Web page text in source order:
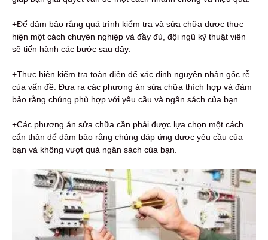
+Để đảm bảo rằng quá trình kiểm tra và sửa chữa được thực
hiện một cách chuyên nghiệp và đầy đủ, đội ngũ kỹ thuật viên
sẽ tiến hành các bước sau đây:
+Thực hiện kiểm tra toàn diện để xác định nguyên nhân gốc rễ
của vấn đề. Đưa ra các phương án sửa chữa thích hợp và đảm
bảo rằng chúng phù hợp với yêu cầu và ngân sách của bạn.
+Các phương án sửa chữa cần phải được lựa chọn một cách
cẩn thận để đảm bảo rằng chúng đáp ứng được yêu cầu của
bạn và không vượt quá ngân sách của bạn.